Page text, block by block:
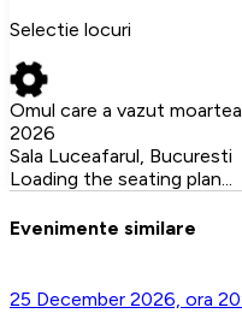
Selectie locuri
Omul care a vazut
2026
Sala Luceafarul, Bucuresti
Loading the seating plan...
Evenimente similare
25 December 2026, ora